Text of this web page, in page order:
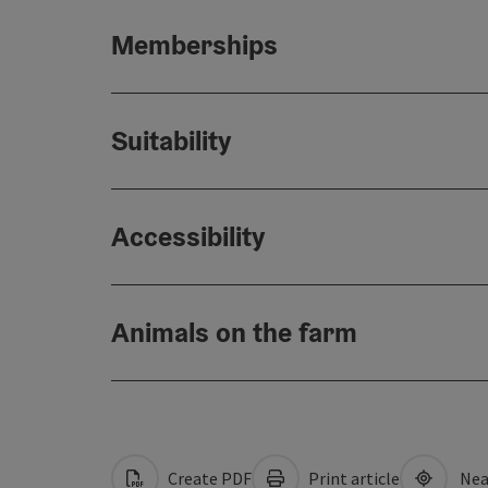
Memberships
Suitability
Accessibility
Animals on the farm
Create PDF Print article